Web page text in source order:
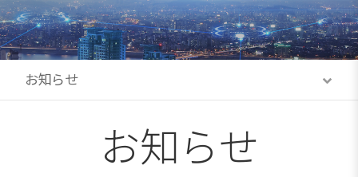
お知らせ
お知らせ